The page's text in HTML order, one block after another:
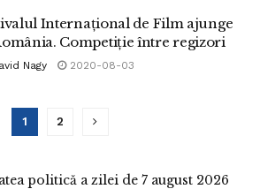
Internațional de Film ajunge
Competiție între regizori
Nagy 2020-08-03
1 2
politică a zilei de 7 august 2026